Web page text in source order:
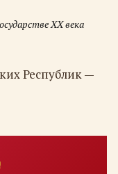
XX века
Республик —